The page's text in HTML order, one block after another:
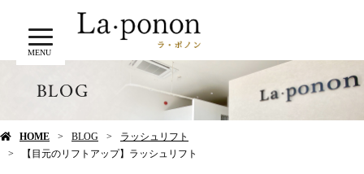
MENU
BLOG
HOME BLOG
ラッシュリフト
【目元のリフトアップ】ラッシュリフト